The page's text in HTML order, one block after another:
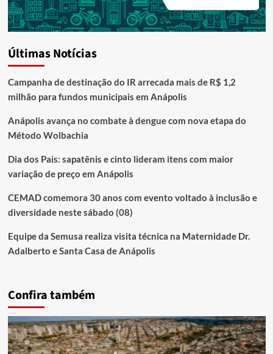
Últimas Notícias
Campanha de destinação do IR arrecada mais de R$ 1,2
milhão para fundos municipais em Anápolis
Anápolis avança no combate à dengue com nova etapa do
Método Wolbachia
Dia dos Pais: sapatênis e cinto lideram itens com maior
variação de preço em Anápolis
CEMAD comemora 30 anos com evento voltado à inclusão e
diversidade neste sábado (08)
Equipe da Semusa realiza visita técnica na Maternidade Dr.
Adalberto e Santa Casa de Anápolis
Confira também